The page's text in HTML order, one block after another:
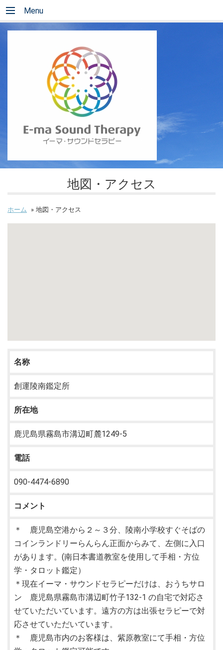
Menu
地図・アクセス
ホーム » 地図・アクセス
名称
創運陵南鑑定所
所在地
鹿児島県霧島市溝辺町麓1249-5
電話
090-4474-6890
コメント
＊ 鹿児島空港から２～３分、陵南小学校すぐそばの
コインランドリーらんらん正面からみて、左側に入口
があります。(南日本書道教室を使用して手相・方位
学・タロット鑑定）
＊現在イーマ・サウンドセラピーだけは、おうちサロ
ン 鹿児島県霧島市溝辺町竹子132-1 の自宅で対応さ
せていただいています。遠方の方は出張セラピーで対
応させていただいています。
＊ 鹿児島市内のお客様は、紫原教室にて手相・方位